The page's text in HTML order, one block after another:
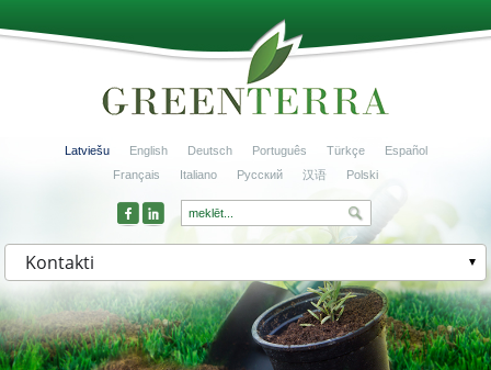
Latviešu English Deutsch Português Türkçe
Español
Français
Italiano Русский 汉语 Polski
Kontakti